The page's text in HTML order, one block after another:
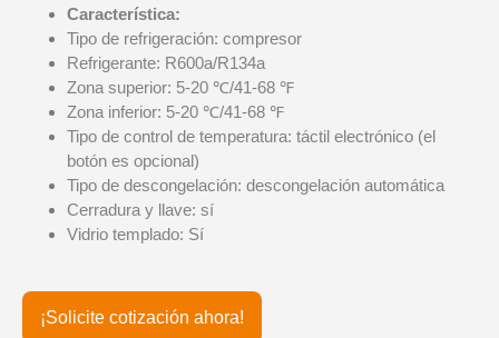
Característica:
Tipo de refrigeración: compresor
Refrigerante: R600a/R134a
Zona superior: 5-20 ℃/41-68 ℉
Zona inferior: 5-20 ℃/41-68 ℉
Tipo de control de temperatura: táctil electrónico (el
botón es opcional)
Tipo de descongelación: descongelación automática
Cerradura y llave: sí
Vidrio templado: Sí
¡Solicite cotización ahora!